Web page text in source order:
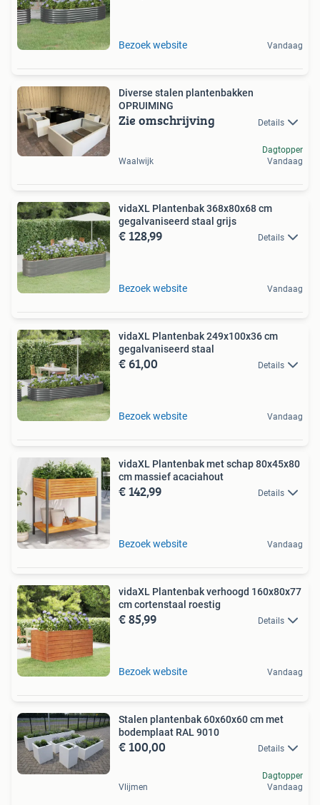
Bezoek website Vandaag
Diverse stalen plantenbakken
OPRUIMING
Zie omschrijving Details
Waalwijk
Dagtopper
Vandaag
vidaXL Plantenbak 368x80x68 cm
gegalvaniseerd staal grijs
€ 128,99 Details
Bezoek website Vandaag
vidaXL Plantenbak 249x100x36 cm
gegalvaniseerd staal
€ 61,00 Details
Bezoek website Vandaag
vidaXL Plantenbak met schap 80x45x80
cm massief acaciahout
€ 142,99 Details
Bezoek website Vandaag
vidaXL Plantenbak verhoogd 160x80x77
cm cortenstaal roestig
€ 85,99 Details
Bezoek website Vandaag
Stalen plantenbak 60x60x60 cm met
bodemplaat RAL 9010
€ 100,00 Details
Vlijmen
Dagtopper
Vandaag